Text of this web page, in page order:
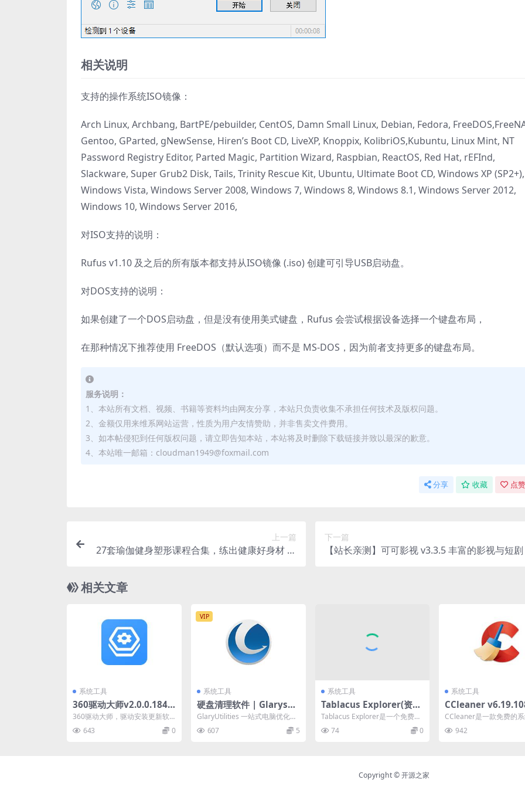
相关说明
支持的操作系统ISO镜像：
Arch Linux, Archbang, BartPE/pebuilder, CentOS, Damn Small Linux, Debian, Fedora,
Gentoo, GParted, gNewSense, Hiren’s Boot CD, LiveXP, Knoppix, KolibriOS,Kubuntu, Linux Mint, NT
Password Registry Editor, Parted Magic, Partition Wizard, Raspbian, ReactOS, Red Hat, rEFInd,
Slackware, Super Grub2 Disk, Tails, Trinity Rescue Kit, Ubuntu, Ultimate Boot CD, Windows XP (SP2+),
Windows Vista, Windows Server 2008, Windows 7, Windows 8, Windows 8.1, Windows Server 2012,
Windows 10, Windows Server 2016,
对ISO支持的说明：
Rufus v1.10 及之后的所有版本都支持从ISO镜像 (.iso) 创建可引导USB启动盘。
对DOS支持的说明：
如果创建了一个DOS启动盘，但是没有使用美式键盘，Rufus 会尝试根据设备选择一个键盘布局，
在那种情况下推荐使用 FreeDOS（默认选项）而不是 MS-DOS，因为前者支持更多的键盘布局。
服务说明：
1、本站所有文档、视频、书籍等资料均由网友分享，本站只负责收集不承担任何技术及版权问题。
2、金额仅用来维系网站运营，性质为用户友情赞助，并非售卖文件费用。
3、如本帖侵犯到任何版权问题，请立即告知本站，本站将及时删除下载链接并致以最深的歉意。
4、本站唯一邮箱：cloudman1949@foxmail.com
分享 收藏 点
上一篇
27套瑜伽健身塑形课程合集，练出健康好身材 精
下一篇
【站长亲测】可可影视 v3.3.5 丰富的影视与短剧
相关文章
系统工具
360驱动大师v2.0.0.1840
纯净版
360驱动大师，驱动安装更新软
件，百万级的驱动库，驱动安装
和升级一键化，无需手动...
643 0
VIP
系统工具
硬盘清理软件 | Glarysof
t Disk Cleaner v6.0.1.3
6 中文绿色破解版
GlaryUtilities 一站式电脑优化解
决方案。它允许你清理系统垃圾
文件，...
607 5
系统工具
Tablacus Explorer(资源
管理器替代品) v25.3.11
中文绿色版
Tablacus Explorer是一个免费的
Windows资源管理器替代品，
它...74 0
系统工具
CCleaner
中文专业版
CCleaner是一款免费的
和隐私保护工具，它的体
扫描速度非常快，...
942
Copyright © 开源之家